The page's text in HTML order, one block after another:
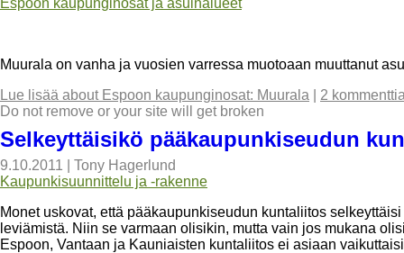
Muurala on vanha ja vuosien varressa muotoaan muuttanut
Lue lisää about Espoon kaupunginosat: Muurala
2
Do not remove or your site will get broken
Selkeyttäisikö pääkaupunkiseudun
9.10.2011
Tony Hagerlund
Kaupunkisuunnittelu ja -rakenne
Monet uskovat, että pääkaupunkiseudun kuntaliitos
leviämistä. Niin se varmaan olisikin, mutta vain jos mukana
Espoon, Vantaan ja Kauniaisten kuntaliitos ei asiaan